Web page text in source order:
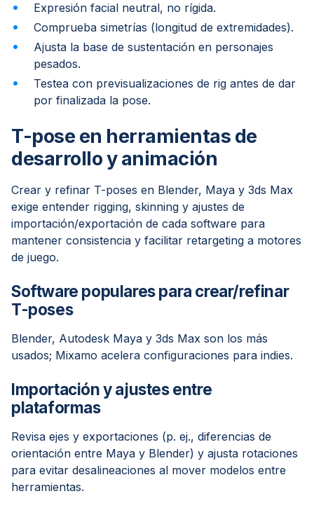
Expresión facial neutral, no rígida.
Comprueba simetrías (longitud de extremidades).
Ajusta la base de sustentación en personajes
pesados.
Testea con previsualizaciones de rig antes de dar
por finalizada la pose.
T-pose en herramientas de
desarrollo y animación
Crear y refinar T-poses en Blender, Maya y 3ds Max
exige entender rigging, skinning y ajustes de
importación/exportación de cada software para
mantener consistencia y facilitar retargeting a motores
de juego.
Software populares para crear/refinar
T-poses
Blender, Autodesk Maya y 3ds Max son los más
usados; Mixamo acelera configuraciones para indies.
Importación y ajustes entre
plataformas
Revisa ejes y exportaciones (p. ej., diferencias de
orientación entre Maya y Blender) y ajusta rotaciones
para evitar desalineaciones al mover modelos entre
herramientas.